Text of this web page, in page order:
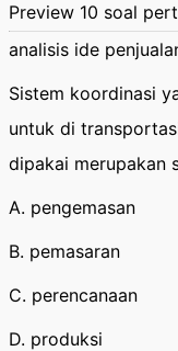
Preview 10 soal
analisis ide
Sistem koordinasi
untuk di
dipakai merupakan
A. pengemasan
B. pemasaran
C. perencanaan
D. produksi